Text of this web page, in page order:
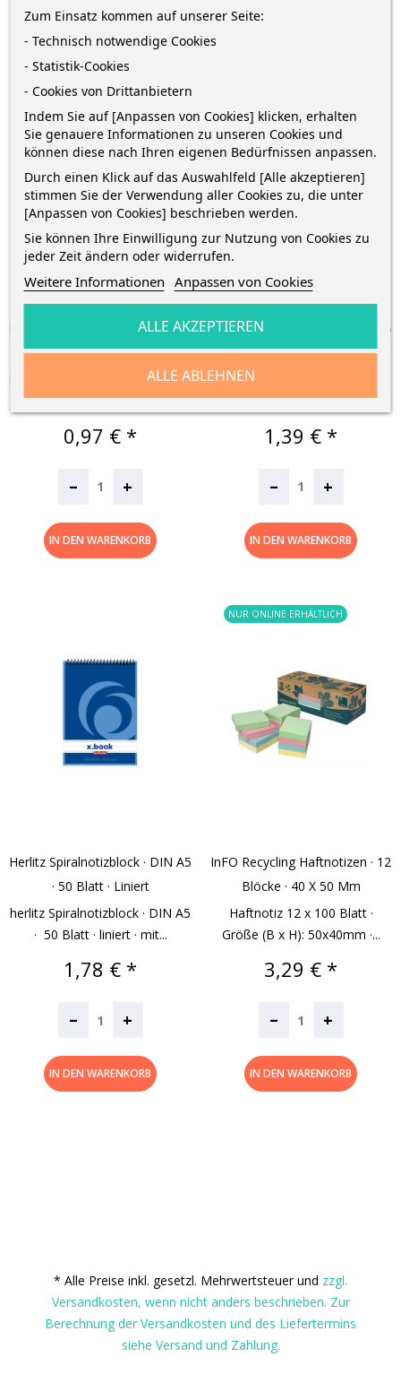
Herlitz Spiralnotizblock · DIN A7
· 50 Blatt · Liniert
herlitz Spiralnotizblock · DIN A7
· 50 Blatt · liniert · mit...
Preis
0,97 € *
– +
IN DEN WARENKORB
Herlitz Spiralnotizblock · DIN A6
· 50 Blatt · Liniert
herlitz Spiralnotizblock · DIN A6
· 50 Blatt · liniert · mit...
Preis
1,39 € *
– +
IN DEN WARENKORB
Herlitz Spiralnotizblock · DIN A5
· 50 Blatt · Liniert
herlitz Spiralnotizblock · DIN A5
· 50 Blatt · liniert · mit...
Preis
1,78 € *
– +
IN DEN WARENKORB
InFO Recycling Haftnotizen · 12
Blöcke · 40 X 50 Mm
Haftnotiz 12 x 100 Blatt ·
Größe (B x H): 50x40mm ·...
Preis
3,29 € *
– +
IN DEN WARENKORB
NUR ONLINE ERHÄLTLICH
* Alle Preise inkl. gesetzl. Mehrwertsteuer und zzgl.
Versandkosten, wenn nicht anders beschrieben. Zur
Berechnung der Versandkosten und des Liefertermins
siehe Versand und Zahlung.
Zum Einsatz kommen auf unserer Seite:
- Technisch notwendige Cookies
- Statistik-Cookies
- Cookies von Drittanbietern
Indem Sie auf [Anpassen von Cookies] klicken, erhalten
Sie genauere Informationen zu unseren Cookies und
können diese nach Ihren eigenen Bedürfnissen anpassen.
Durch einen Klick auf das Auswahlfeld [Alle akzeptieren]
stimmen Sie der Verwendung aller Cookies zu, die unter
[Anpassen von Cookies] beschrieben werden.
Sie können Ihre Einwilligung zur Nutzung von Cookies zu
jeder Zeit ändern oder widerrufen.
Weitere Informationen Anpassen von Cookies
ALLE ABLEHNEN
ALLE AKZEPTIEREN